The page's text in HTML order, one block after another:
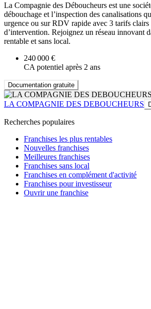
La Compagnie des Déboucheurs est une
débouchage et l’inspection des canalisations
urgence ou sur RDV rapide avec 3 tarifs clairs
d’intervention. Rejoignez un réseau innovant
rentable et sans local.
240 000 €
CA potentiel après 2 ans
Documentation gratuite
LA COMPAGNIE DES DEBOUCHEURS
Recherches populaires
Franchises les plus rentables
Nouvelles franchises
Meilleures franchises
Franchises sans local
Franchises en complément d'activité
Franchises pour investisseur
Ouvrir une franchise